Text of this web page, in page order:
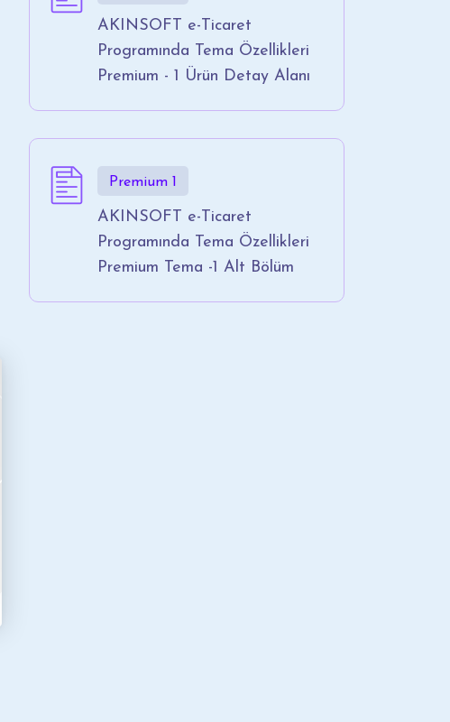
AKINSOFT e-Ticaret
Programında Tema Özellikleri
Premium - 1 Ürün Detay Alanı
Premium 1
AKINSOFT e-Ticaret
Programında Tema Özellikleri
Premium Tema -1 Alt Bölüm